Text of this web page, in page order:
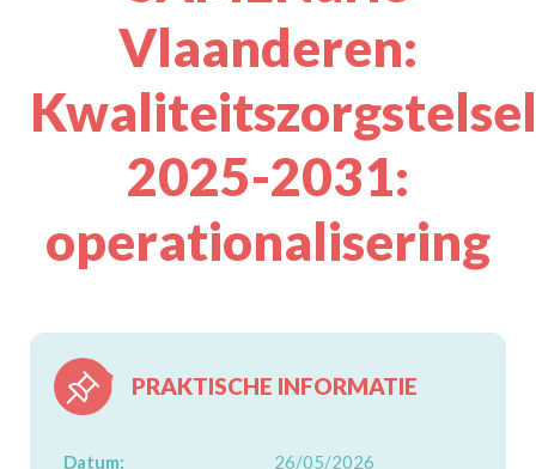
Vlaanderen:
Kwaliteitszorgstelsel
2025-2031:
operationalisering
PRAKTISCHE INFORMATIE
Datum: 26/05/2026